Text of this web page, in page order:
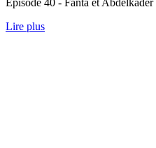
Lire plus